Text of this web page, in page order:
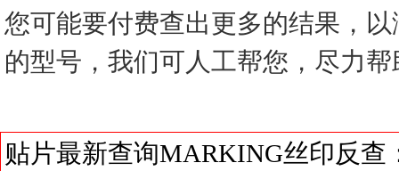
您可能要付费查出更多的结果，
的型号，我们可人工帮您，尽力
贴片最新查询MARKING丝印反